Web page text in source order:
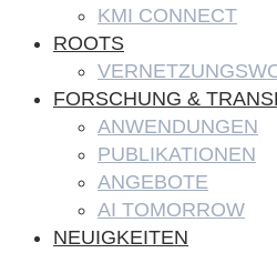
KMI CONNECT
ROOTS
FORSCHUNG &
ANWENDUNGEN
PUBLIKATIONEN
ANGEBOTE
AI TOMORROW
NEUIGKEITEN